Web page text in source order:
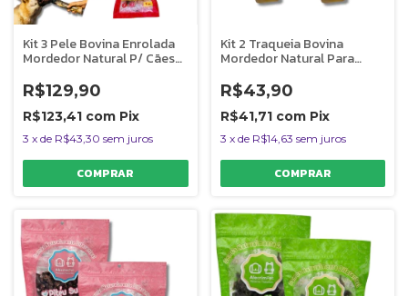
Kit 3 Pele Bovina Enrolada
Mordedor Natural P/ Cães
AlecrimPet
R$129,90
R$123,41 com Pix
3 x de R$43,30 sem juros
Kit 2 Traqueia Bovina
Mordedor Natural Para
AlecrimPet
R$43,90
R$41,71 com Pix
3 x de R$14,63 sem juros